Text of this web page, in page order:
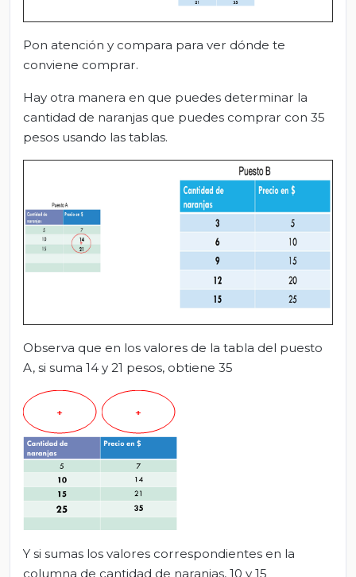
Pon atención y compara para ver dónde te
conviene comprar.
Hay otra manera en que puedes determinar la
cantidad de naranjas que puedes comprar con 35
pesos usando las tablas.
Observa que en los valores de la tabla del puesto
A, si suma 14 y 21 pesos, obtiene 35
Y si sumas los valores correspondientes en la
columna de cantidad de naranjas, 10 y 15